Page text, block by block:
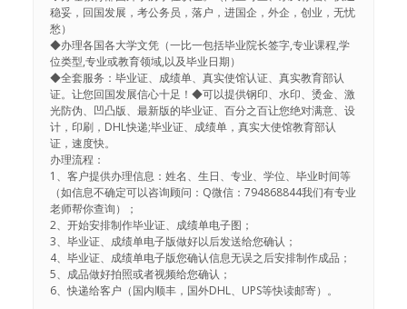
稳妥，回国发展，考公务员，落户，进国企，外企，创业，无忧
愁）
◆办理各国各大学文凭（一比一包括毕业院长签字,专业课程,学
位类型,专业或教育领域,以及毕业日期）
◆全套服务：毕业证、成绩单、真实使馆认证、真实教育部认
证。让您回国发展信心十足！◆可以提供钢印、水印、烫金、激
光防伪、凹凸版、最新版的毕业证、百分之百让您绝对满意、设
计，印刷，DHL快递;毕业证、成绩单，真实大使馆教育部认
证，速度快。
办理流程：
1、客户提供办理信息：姓名、生日、专业、学位、毕业时间等
（如信息不确定可以咨询顾问：Q微信：794868844我们有专业
老师帮你查询）；
2、开始安排制作毕业证、成绩单电子图；
3、毕业证、成绩单电子版做好以后发送给您确认；
4、毕业证、成绩单电子版您确认信息无误之后安排制作成品；
5、成品做好拍照或者视频给您确认；
6、快递给客户（国内顺丰，国外DHL、UPS等快读邮寄）。